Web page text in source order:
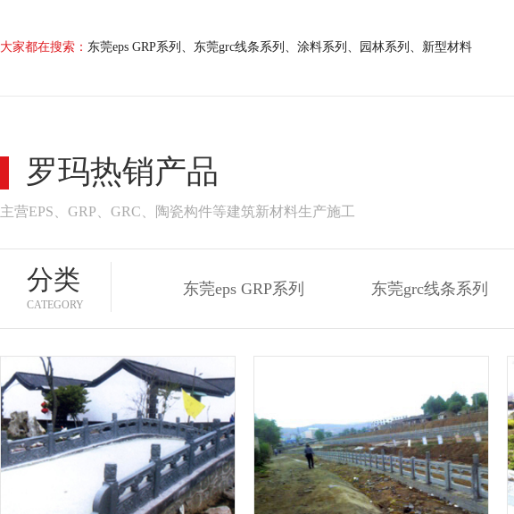
大家都在搜索： 东莞eps GRP系列 、 东莞grc线条系列 、 涂料系列 、 园林系列 、 新型材料
罗玛热销产品
主营EPS、GRP、GRC、陶瓷构件等建筑新材料生产施工
分类
CATEGORY
东莞eps GRP系列 东莞grc线条系列